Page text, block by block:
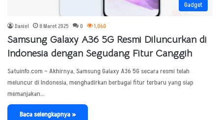
Gadget
Daniel 8 Maret 2025 0 1,060
Samsung Galaxy A36 5G Resmi Diluncurkan di
Indonesia dengan Segudang Fitur Canggih
Satuinfo.com – Akhirnya, Samsung Galaxy A36 5G secara resmi telah
meluncur di Indonesia, menghadirkan berbagai fitur terbaru yang siap
memanjakan…
Baca selengkapnya »